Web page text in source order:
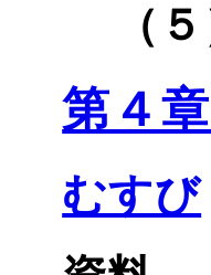
（
第４
むすび